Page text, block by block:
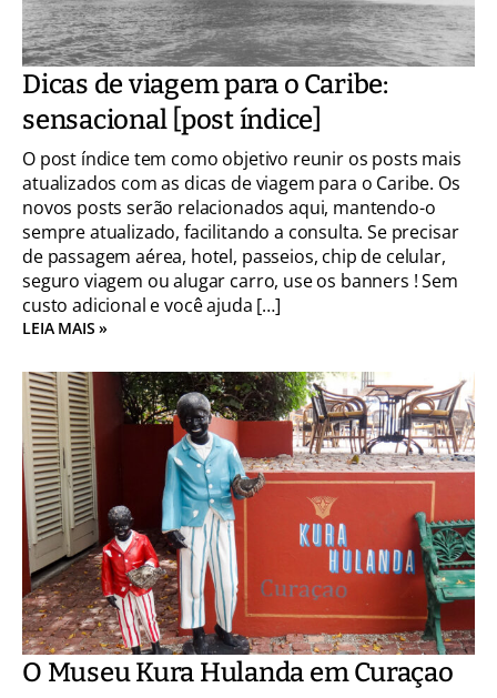
Dicas de viagem para o Caribe:
sensacional [post índice]
O post índice tem como objetivo reunir os posts mais
atualizados com as dicas de viagem para o Caribe. Os
novos posts serão relacionados aqui, mantendo-o
sempre atualizado, facilitando a consulta. Se precisar
de passagem aérea, hotel, passeios, chip de celular,
seguro viagem ou alugar carro, use os banners ! Sem
custo adicional e você ajuda […]
LEIA MAIS »
O Museu Kura Hulanda em Curaçao